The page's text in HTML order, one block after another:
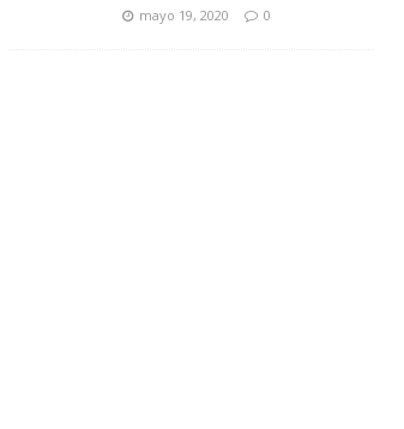
mayo 19, 2020 0